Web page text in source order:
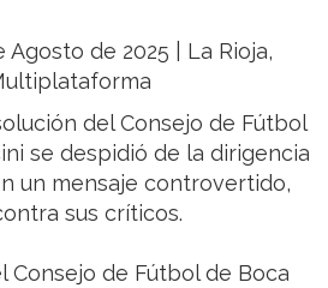
Agosto de 2025 | La Rioja,
del Consejo de Fútbol
se despidió de la dirigencia
un mensaje controvertido,
sus críticos.
Consejo de Fútbol de Boca